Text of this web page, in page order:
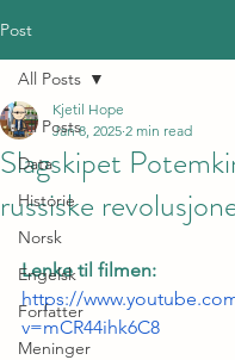
Post
All Posts
Data
Historie
Norsk
Engelsk
Forfatter
Meninger
All Posts
Slagskipet
russiske
Kjetil Hope
Jan 8, 2025 2 min read
Lenke til filmen:
https://
v=mCR44ihk6C8